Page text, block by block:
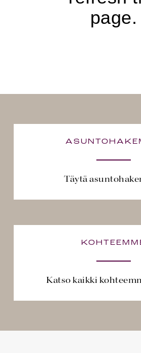
Täytä
Katso kaikki